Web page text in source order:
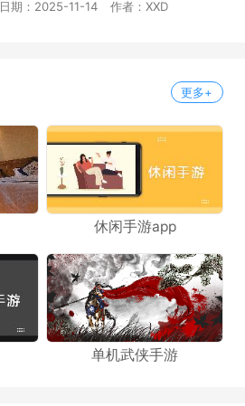
日期：2025-11-14 作者：XXD
更多+
休闲手游app
单机武侠手游